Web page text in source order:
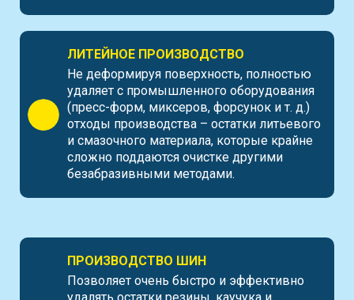
ЛИТЕЙНОЕ ПРОИЗВОДСТВО
Не деформируя поверхность, полностью
удаляет с промышленного оборудования
(пресс-форм, миксеров, форсунок и т. д.)
отходы производства – остатки литьевого
и смазочного материала, которые крайне
сложно поддаются очистке другими
безабразивными методами.
ПРОИЗВОДСТВО ШИН
Позволяет очень быстро и эффективно